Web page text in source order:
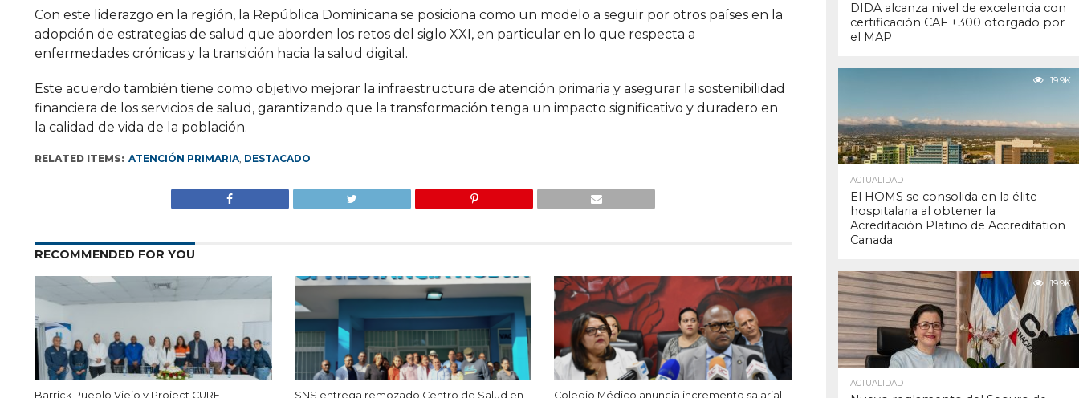
Con este liderazgo en la región, la República Dominicana se posiciona como un modelo a seguir por otros países en la
adopción de estrategias de salud que aborden los retos del siglo XXI, en particular en lo que respecta a
enfermedades crónicas y la transición hacia la salud digital.
Este acuerdo también tiene como objetivo mejorar la infraestructura de atención primaria y asegurar la sostenibilidad
financiera de los servicios de salud, garantizando que la transformación tenga un impacto significativo y duradero en
la calidad de vida de la población.
RELATED ITEMS: ATENCIÓN PRIMARIA, DESTACADO
RECOMMENDED FOR YOU
Barrick Pueblo Viejo y Project CURE
SNS entrega remozado Centro de Salud en
Colegio Médico anuncia incremento salarial
DIDA alcanza nivel de excelencia con
certificación CAF +300 otorgado por
el MAP
19.9K
ACTUALIDAD
El HOMS se consolida en la élite
hospitalaria al obtener la
Acreditación Platino de Accreditation
Canada
19.9K
ACTUALIDAD